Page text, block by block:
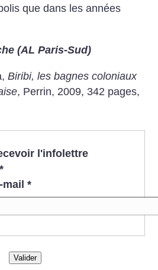
que dans les années
(AL Paris-Sud)
Biribi, lesbagnes coloniaux
, Perrin, 2009, 342 pages,
l'infolettre
*
mail *
Valider